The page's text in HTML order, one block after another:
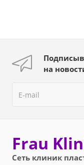
на
Frau
Сеть клиник